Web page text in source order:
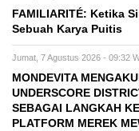
FAMILIARITÉ: Ketika
Sebuah Karya Puitis
Jumat, 7 Agustus 2026 - 09:32
MONDEVITA
UNDERSCORE
SEBAGAI LANGKAH
PLATFORM MEREK